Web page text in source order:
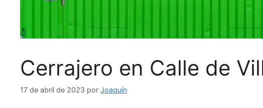
Cerrajero en Calle de
17 de abril de 2023 por Joaquín